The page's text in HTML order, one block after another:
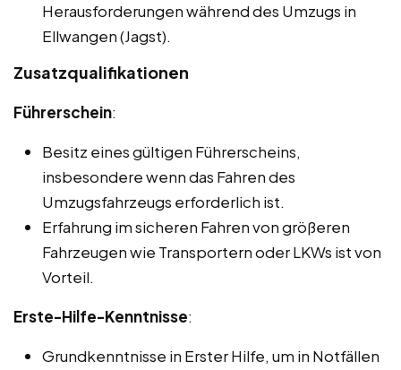
Herausforderungen während des Umzugs in
Ellwangen (Jagst).
Zusatzqualifikationen
Führerschein:
Besitz eines gültigen Führerscheins,
insbesondere wenn das Fahren des
Umzugsfahrzeugs erforderlich ist.
Erfahrung im sicheren Fahren von größeren
Fahrzeugen wie Transportern oder LKWs ist von
Vorteil.
Erste-Hilfe-Kenntnisse:
Grundkenntnisse in Erster Hilfe, um in Notfällen